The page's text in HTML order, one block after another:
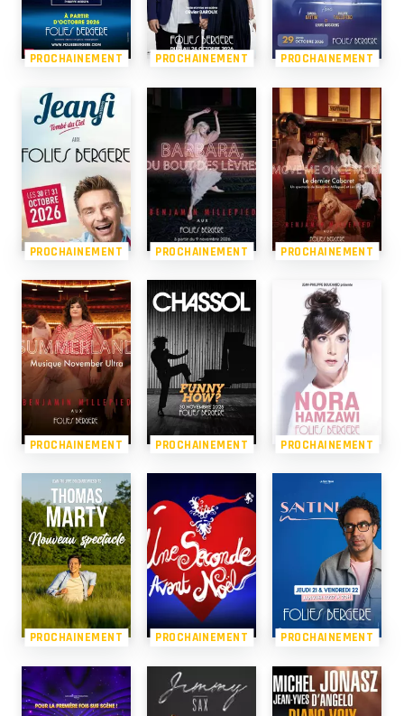
PROCHAINEMENT PROCHAINEMENT PROCHAINEMENT
PROCHAINEMENT PROCHAINEMENT PROCHAINEMENT
PROCHAINEMENT PROCHAINEMENT PROCHAINEMENT
PROCHAINEMENT PROCHAINEMENT PROCHAINEMENT